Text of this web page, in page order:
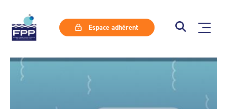
Espace adhérent